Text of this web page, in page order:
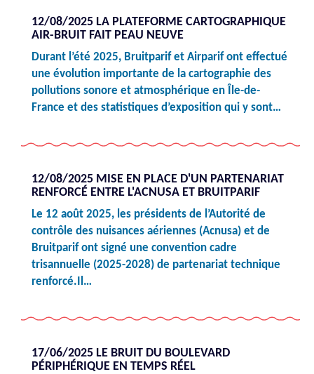
12/08/2025 LA PLATEFORME CARTOGRAPHIQUE
AIR-BRUIT FAIT PEAU NEUVE
Durant l’été 2025, Bruitparif et Airparif ont effectué
une évolution importante de la cartographie des
pollutions sonore et atmosphérique en Île-de-
France et des statistiques d’exposition qui y sont…
12/08/2025 MISE EN PLACE D'UN PARTENARIAT
RENFORCÉ ENTRE L'ACNUSA ET BRUITPARIF
Le 12 août 2025, les présidents de l’Autorité de
contrôle des nuisances aériennes (Acnusa) et de
Bruitparif ont signé une convention cadre
trisannuelle (2025-2028) de partenariat technique
renforcé.Il…
17/06/2025 LE BRUIT DU BOULEVARD
PÉRIPHÉRIQUE EN TEMPS RÉEL